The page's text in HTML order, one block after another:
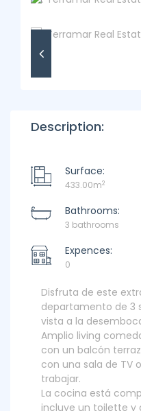
Description:
Surface:
433.00m2
Bathrooms:
3 bathrooms
Expences:
0
Disfruta de este
departamento de 3
vista a la
Amplio living
con un balcón
con una sala de TV
trabajar.
La cocina está
incluye un toilette y